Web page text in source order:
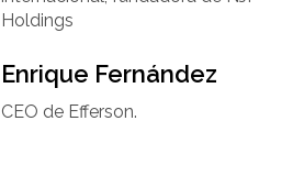
Holdings
Enrique Fernández
CEO de Efferson.